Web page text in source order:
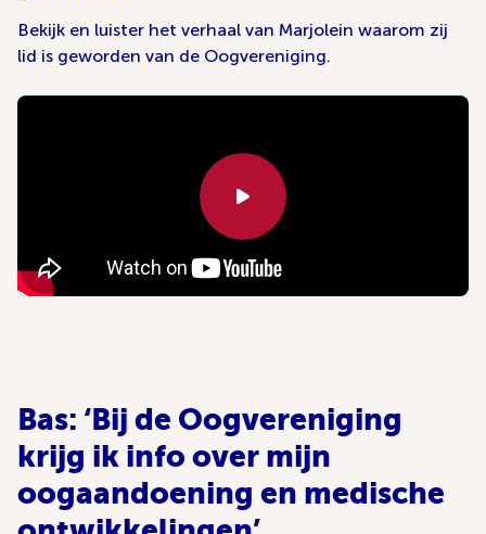
Bekijk en luister het verhaal van Marjolein waarom zij
lid is geworden van de Oogvereniging.
Bas: ‘Bij de Oogvereniging
krijg ik info over mijn
oogaandoening en medische